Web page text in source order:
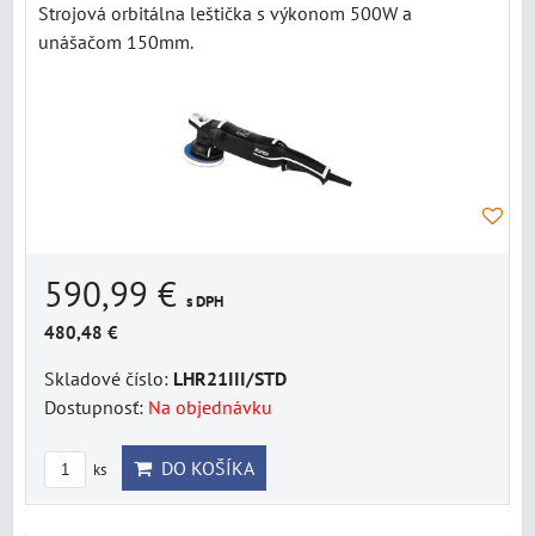
Strojová orbitálna leštička s výkonom 500W a
unášačom 150mm.
590,99 € s DPH
480,48 €
Skladové číslo: LHR21III/STD
Dostupnosť: Na objednávku
ks DO KOŠÍKA